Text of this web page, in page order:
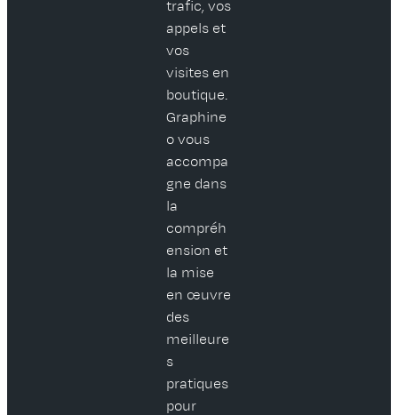
trafic, vos
appels et
vos
visites en
boutique.
Graphine
o vous
accompa
gne dans
la
compréh
ension et
la mise
en œuvre
des
meilleure
s
pratiques
pour